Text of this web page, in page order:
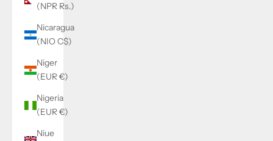
(NPR Rs.)
Nicaragua
(NIO C$)
Niger
(EUR €)
Nigeria
(EUR €)
Niue